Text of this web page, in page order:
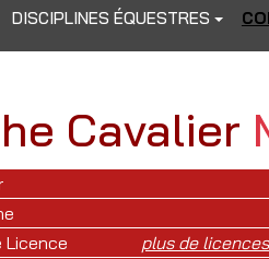
DISCIPLINES ÉQUESTRES
Cavalier
Licence
plus de licences